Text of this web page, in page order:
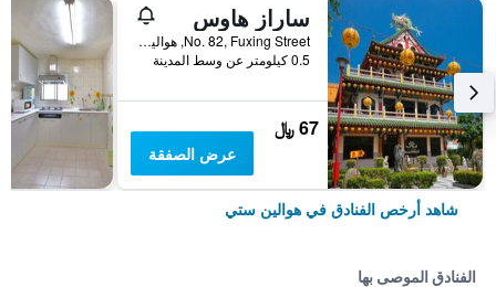
ساراز هاوس
No. 82, Fuxing Street, هوالين ستي, تايوان
0.5 كيلومتر عن وسط المدينة
67 ﷼
عرض الصفقة
شاهد أرخص الفنادق في هوالين ستي
الفنادق الموصى بها